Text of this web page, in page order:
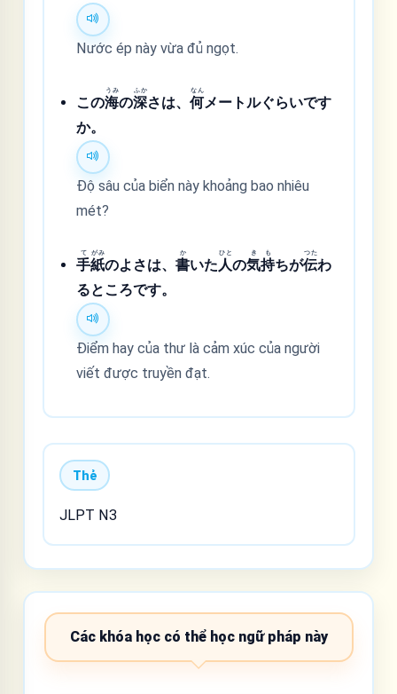
Nước ép này vừa đủ ngọt.
この海
うみ
の深
ふか
さは、何
なん
メートルぐらいです
か。
Độ sâu của biển này khoảng bao nhiêu
mét?
手
て
紙
がみ
のよさは、書
か
いた人
ひと
の気
き
持
も
ちが伝
つた
わ
るところです。
Điểm hay của thư là cảm xúc của người
viết được truyền đạt.
Thẻ
JLPT N3
Các khóa học có thể học ngữ pháp này